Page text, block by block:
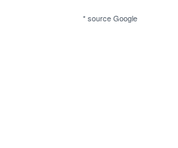
* source Google